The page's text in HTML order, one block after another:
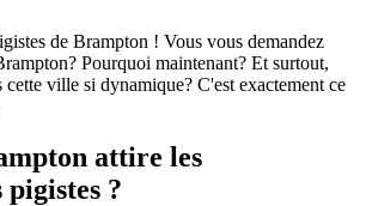
de Brampton ! Vous vous demandez
Pourquoi maintenant? Et surtout,
cette ville si dynamique? C'est exactement ce
attire les
pigistes ?